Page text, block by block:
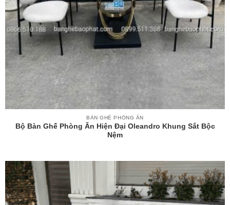
BÀN GHẾ PHÒNG ĂN
Bộ Bàn Ghế Phòng Ăn Hiện Đại Oleandro Khung Sắt Bộc
Nệm